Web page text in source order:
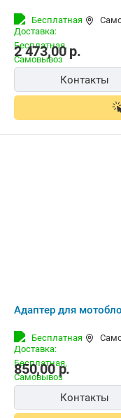
Бесплатная
2 473,00р.
Контакты
Адаптер для
Бесплатная
850,00р.
Контакты